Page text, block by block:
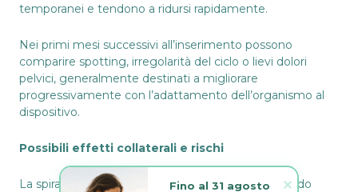
temporanei e tendono a ridursi rapidamente.
Nei primi mesi successivi all’inserimento possono
comparire spotting, irregolarità del ciclo o lievi dolori
pelvici, generalmente destinati a migliorare
progressivamente con l’adattamento dell’organismo al
dispositivo.
Possibili effetti collaterali e rischi
La spirale anticoncezionale è considerata un metodo
Fino al 31 agosto